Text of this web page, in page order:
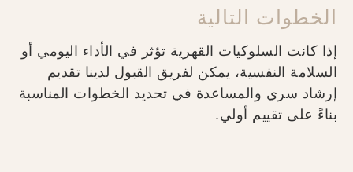
الخطوات التالية
إذا كانت السلوكيات القهرية تؤثر في الأداء اليومي أو
السلامة النفسية، يمكن لفريق القبول لدينا تقديم
إرشاد سري والمساعدة في تحديد الخطوات المناسبة
بناءً على تقييم أولي.